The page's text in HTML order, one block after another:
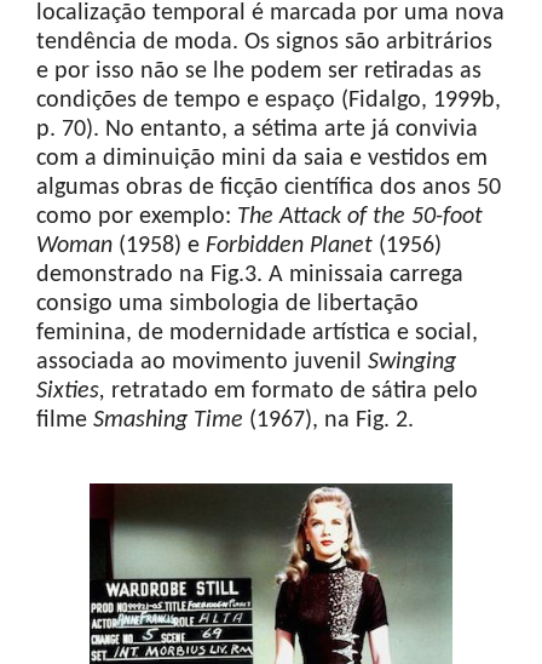
localização temporal é marcada por uma nova
tendência de moda. Os signos são arbitrários
e por isso não se lhe podem ser retiradas as
condições de tempo e espaço (Fidalgo, 1999b,
p. 70). No entanto, a sétima arte já convivia
com a diminuição mini da saia e vestidos em
algumas obras de ficção científica dos anos 50
como por exemplo: TheAttack of the 50-foot
Woman (1958) e Forbidden Planet (1956)
demonstrado na Fig.3. A minissaia carrega
consigo uma simbologia de libertação
feminina, de modernidade artística e social,
associada ao movimento juvenil Swinging
Sixties, retratado em formato de sátira pelo
filme Smashing Time (1967), na Fig. 2.